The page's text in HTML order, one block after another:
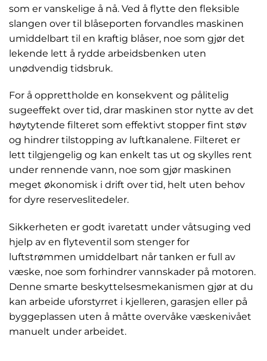
som er vanskelige å nå. Ved å flytte den fleksible
slangen over til blåseporten forvandles maskinen
umiddelbart til en kraftig blåser, noe som gjør det
lekende lett å rydde arbeidsbenken uten
unødvendig tidsbruk.
For å opprettholde en konsekvent og pålitelig
sugeeffekt over tid, drar maskinen stor nytte av det
høytytende filteret som effektivt stopper fint støv
og hindrer tilstopping av luftkanalene. Filteret er
lett tilgjengelig og kan enkelt tas ut og skylles rent
under rennende vann, noe som gjør maskinen
meget økonomisk i drift over tid, helt uten behov
for dyre reserveslitedeler.
Sikkerheten er godt ivaretatt under våtsuging ved
hjelp av en flyteventil som stenger for
luftstrømmen umiddelbart når tanken er full av
væske, noe som forhindrer vannskader på motoren.
Denne smarte beskyttelsesmekanismen gjør at du
kan arbeide uforstyrret i kjelleren, garasjen eller på
byggeplassen uten å måtte overvåke væskenivået
manuelt under arbeidet.